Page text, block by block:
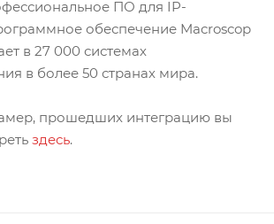
ПО для IP-
обеспечение Macroscop
в 27 000 системах
в более 50 странах мира.
прошедших интеграцию вы
здесь.